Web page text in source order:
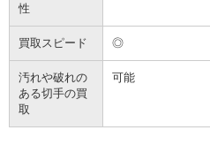
性
買取スピード ◎
汚れや破れの
ある切手の買
取
可能